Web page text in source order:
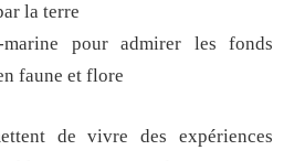
la terre
marine pour admirer les fonds
faune et flore
de vivre des expériences